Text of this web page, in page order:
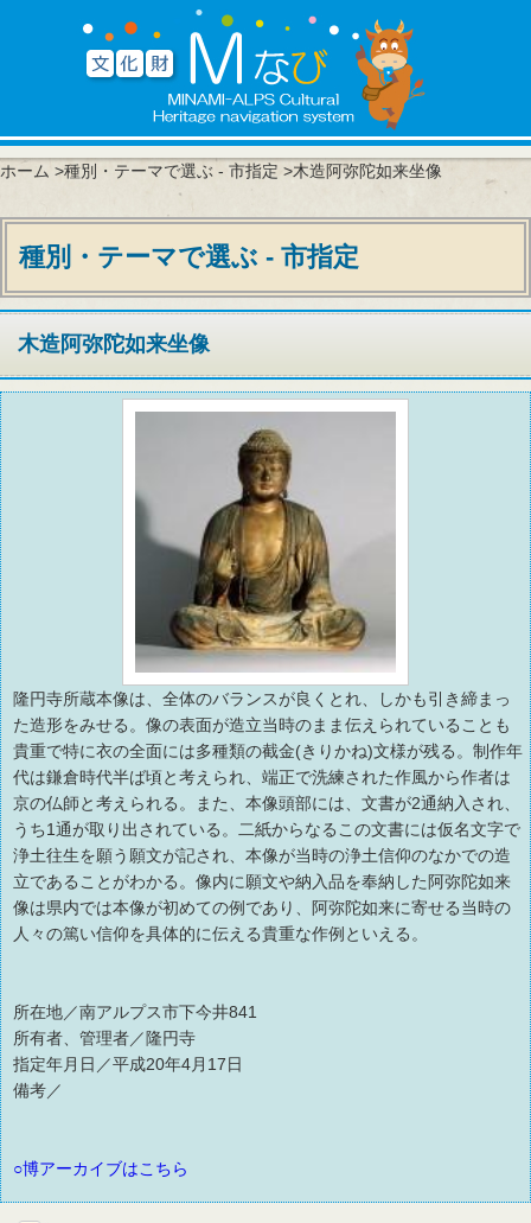
ホーム >種別・テーマで選ぶ - 市指定 >木造阿弥陀如来坐像
種別・テーマで選ぶ - 市指定
木造阿弥陀如来坐像
隆円寺所蔵本像は、全体のバランスが良くとれ、しかも引き締まっ
た造形をみせる。像の表面が造立当時のまま伝えられていることも
貴重で特に衣の全面には多種類の截金(きりかね)文様が残る。制作年
代は鎌倉時代半ば頃と考えられ、端正で洗練された作風から作者は
京の仏師と考えられる。また、本像頭部には、文書が2通納入され、
うち1通が取り出されている。二紙からなるこの文書には仮名文字で
浄土往生を願う願文が記され、本像が当時の浄土信仰のなかでの造
立であることがわかる。像内に願文や納入品を奉納した阿弥陀如来
像は県内では本像が初めての例であり、阿弥陀如来に寄せる当時の
人々の篤い信仰を具体的に伝える貴重な作例といえる。
所在地／南アルプス市下今井841
所有者、管理者／隆円寺
指定年月日／平成20年4月17日
備考／
○博アーカイブはこちら